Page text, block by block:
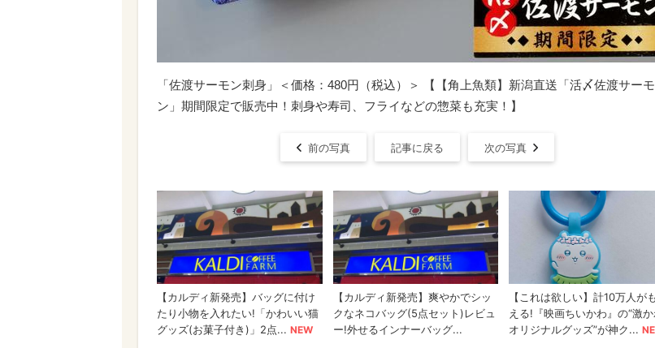
「佐渡サーモン刺身」＜価格：480円（税込）＞ 【【角上魚類】新潟直送「活〆佐渡サーモ
ン」期間限定で販売中！刺身や寿司、フライなどの惣菜も充実！】
前の写真 記事に戻る 次の写真